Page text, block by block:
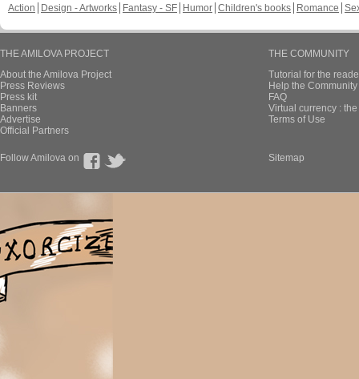
Action
Design - Artworks Fantasy - SF Humor Children's books Romance
THE AMILOVA PROJECT
About the Amilova Project
Press Reviews
Press kit
Banners
Advertise
Official Partners
THE COMMUNITY
Tutorial for the
Help the
FAQ
Virtual currency :
Terms of Use
Follow Amilova on Sitemap